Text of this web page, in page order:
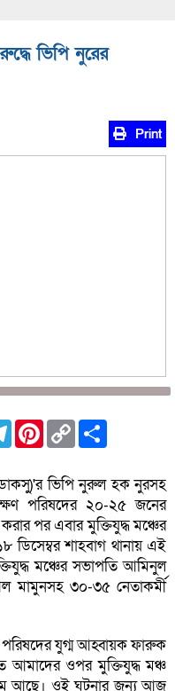
ভিপি নুরের
Print
TelegramPinterest
Copy
Link
(ডাকসু)'র ভিপি নুরুল হক নুরসহ
পরিষদের ২০-২৫ জনের
পর এবার মুক্তিযুদ্ধ মঞ্চের
ডিসেম্বর শাহবাগ থানায় এই
মঞ্চের সভাপতি আমিনুল
৩০-৩৫ নেতাকর্মী
পরিষদের যুগ্ম আহ্বায়ক ফারুক
আমাদের ওপর মুক্তিযুদ্ধ মঞ্চ
আছে। ওই ঘটনার জন্য আজ